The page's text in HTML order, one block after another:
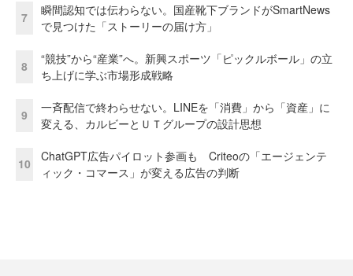
7
瞬間認知では伝わらない。国産靴下ブランドがSmartNews
で見つけた「ストーリーの届け方」
8
“競技”から“産業”へ。新興スポーツ「ピックルボール」の立
ち上げに学ぶ市場形成戦略
9
一斉配信で終わらせない。LINEを「消費」から「資産」に
変える、カルビーとＵＴグループの設計思想
10
ChatGPT広告パイロット参画も Criteoの「エージェンテ
ィック・コマース」が変える広告の判断